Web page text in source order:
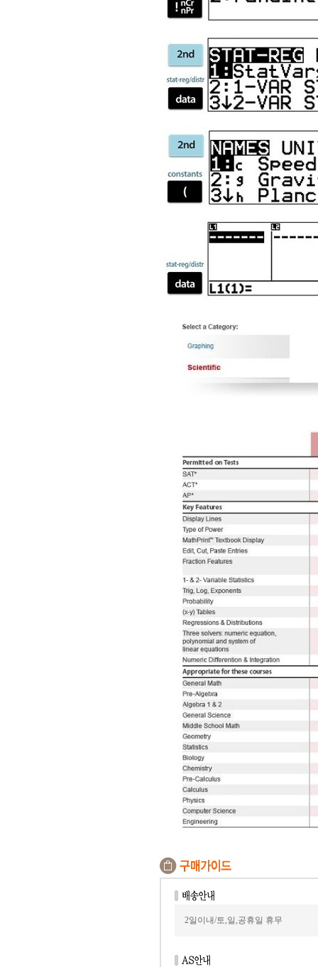
2일이내/토,일,공휴일 휴무